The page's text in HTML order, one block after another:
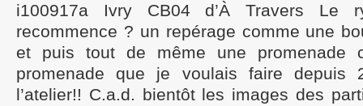
i100917a Ivry CB04 d’À Travers Le
recommence ? un repérage comme une
et puis tout de même une promenade
promenade que je voulais faire
l’atelier!! C.a.d. bientôt les images des